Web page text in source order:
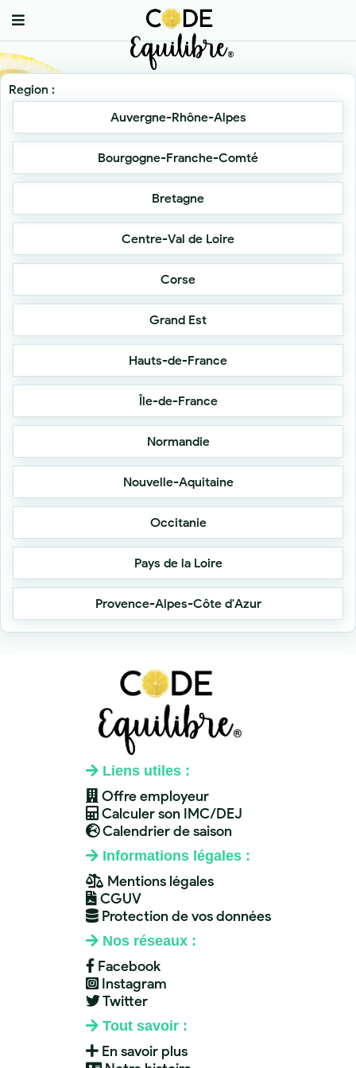
Region :
Auvergne-Rhône-Alpes
Bourgogne-Franche-Comté
Bretagne
Centre-Val de Loire
Corse
Grand Est
Hauts-de-France
Île-de-France
Normandie
Nouvelle-Aquitaine
Occitanie
Pays de la Loire
Provence-Alpes-Côte d'Azur
Liens utiles :
Offre employeur
Calculer son IMC/DEJ
Calendrier de saison
Informations légales :
Mentions légales
CGUV
Protection de vos données
Nos réseaux :
Facebook
Instagram
Twitter
Tout savoir :
En savoir plus